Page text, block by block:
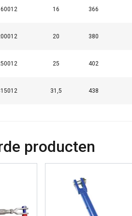
16 366
20 380
25 402
31,5 438
producten